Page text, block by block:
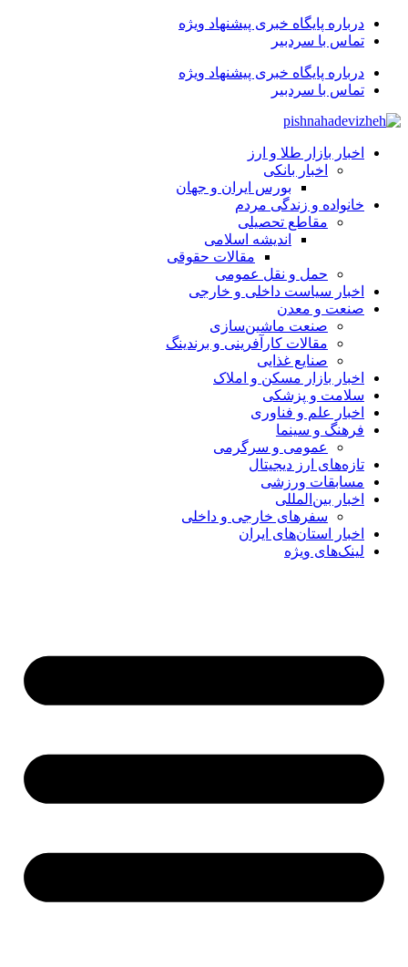
درباره پایگاه خبری پیشنهاد ویژه
تماس با سردبیر
درباره پایگاه خبری پیشنهاد ویژه
تماس با سردبیر
اخبار بازار طلا و ارز
اخبار بانکی
بورس ایران و جهان
خانواده و زندگی مردم
مقاطع تحصیلی
اندیشه اسلامی
مقالات حقوقی
حمل و نقل عمومی
اخبار سیاست داخلی و خارجی
صنعت و معدن
صنعت ماشین‌سازی
مقالات کارآفرینی و برندینگ
صنایع غذایی
اخبار بازار مسکن و املاک
سلامت و پزشکی
اخبار علم و فناوری
فرهنگ و سینما
عمومی و سرگرمی
تازه‌های ارز دیجیتال
مسابقات ورزشی
اخبار بین‌المللی
سفرهای خارجی و داخلی
اخبار استان‌های ایران
لینک‌های ویژه